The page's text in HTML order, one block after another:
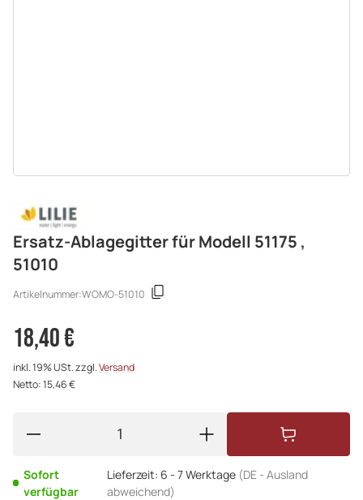
Ersatz-Ablagegitter für Modell 51175 ,
51010
Artikelnummer:WOMO-51010
18,40 €
inkl. 19% USt. zzgl.Versand
Netto: 15,46 €
Sofort
verfügbar
Lieferzeit: 6 - 7 Werktage (DE - Ausland
abweichend)